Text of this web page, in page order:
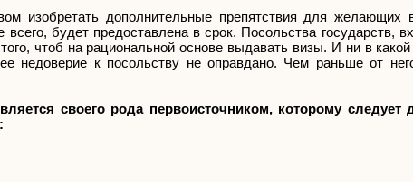
изобретать дополнительные препятствия для желающих
будет предоставлена в срок. Посольства государств,
чтоб на рациональной основе выдавать визы. И ни в
недоверие к посольству не оправдано. Чем раньше от
своего рода первоисточником, которому следует